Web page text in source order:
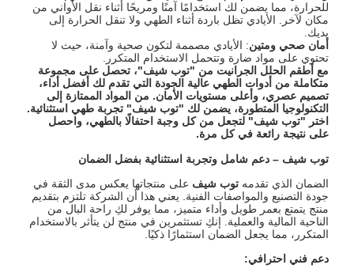
للحرارة، مما يضمن لك استخدامًا آمنًا ومريحًا أثناء نقل الأواني من
مكان لآخر. الأيادي تظل باردة أثناء الطهي ولا تنقل الحرارة إلى
يديك.
أمان صحي ومتين: الأيادي مصممة لتكون صحية وآمنة، حيث لا
تحتوي على مواد ضارة وتتحمل الاستخدام المتكرر.
مع أطقم الحلل الجرانيت من "توب شيف"، تحصل على مجموعة
متكاملة من أدوات الطهي عالية الجودة التي تقدم لك أفضل أداء،
تصميم عصري، وأعلى مستويات الأمان. من المواد الممتازة إلى
التكنولوجيا المتطورة، يضمن لك "توب شيف" تجربة طهي استثنائية.
اختر "توب شيف" لتجعل من كل وجبة احتفالًا بالطهي، واحصل
على نتيجة رائعة في كل مرة.
توب شيف–دعم شامل وتجربة استثنائية بفضل الضمان
الضمان الذي تقدمهتوب شيف على منتجاتها يعكس مدى الثقة في
جودة التصنيع والمواصفات الفنية. يعني هذا أن الشركة تلتزم بتقديم
منتج يتمتع بعمر طويل وأداء متميز، مما يوفر لكِ راحة البال من
الناحية المالية والعملية. إنكِ تستثمرين في منتج لن يتأثر بالاستخدام
المتكرر، مما يجعل الضمان استثمارًا ذكيًا.
دعم فني احترافي: